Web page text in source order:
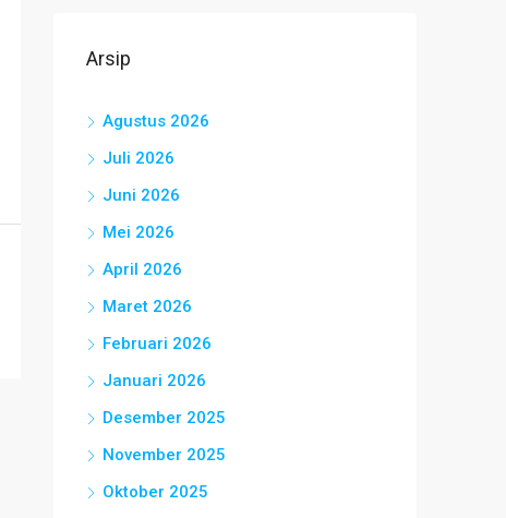
Arsip
Agustus 2026
Juli 2026
Juni 2026
Mei 2026
April 2026
Maret 2026
Februari 2026
Januari 2026
Desember 2025
November 2025
Oktober 2025